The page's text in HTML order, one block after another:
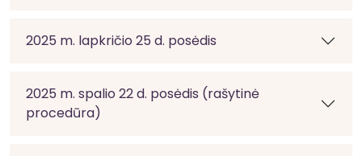
2025 m. lapkričio 25 d. posėdis
2025 m. spalio 22 d. posėdis (rašytinė
procedūra)